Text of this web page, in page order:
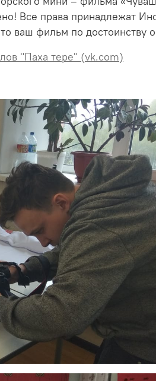
Все права принадлежат
ваш фильм по достоинству
"Паха тере" (vk.com)